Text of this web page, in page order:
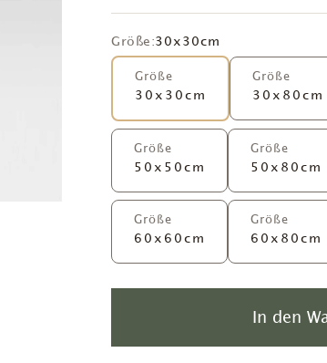
Größe:30x30cm
Größe
30x30cm
Größe
30x80cm
Größe
50x50cm
Größe
50x80cm
Größe
60x60cm
Größe
60x80cm
In den